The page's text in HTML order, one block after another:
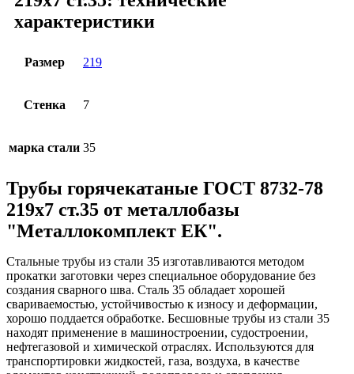
характеристики
Размер 219
Стенка 7
марка стали 35
Трубы горячекатаные ГОСТ 8732-78
219x7 ст.35 от металлобазы
"Металлокомплект ЕК".
Стальные трубы из стали 35 изготавливаются методом
прокатки заготовки через специальное оборудование без
создания сварного шва. Сталь 35 обладает хорошей
свариваемостью, устойчивостью к износу и деформации,
хорошо поддается обработке. Бесшовные трубы из стали 35
находят применение в машиностроении, судостроении,
нефтегазовой и химической отраслях. Используются для
транспортировки жидкостей, газа, воздуха, в качестве